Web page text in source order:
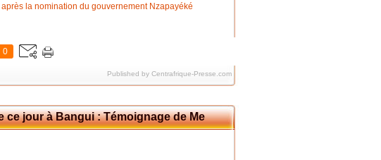
0
Published by Centrafrique-Presse.com
ce jour à Bangui : Témoignage de Me